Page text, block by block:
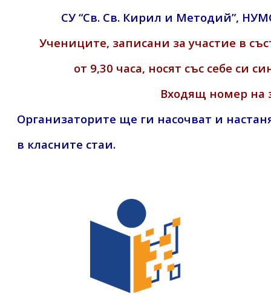
СУ “Св. Св. Кирил и Методий”,
Учениците, записани за участие в
от 9,30 часа, носят със себе си
Входящ номер на
Организаторите ще ги насочват и
в класните стаи.